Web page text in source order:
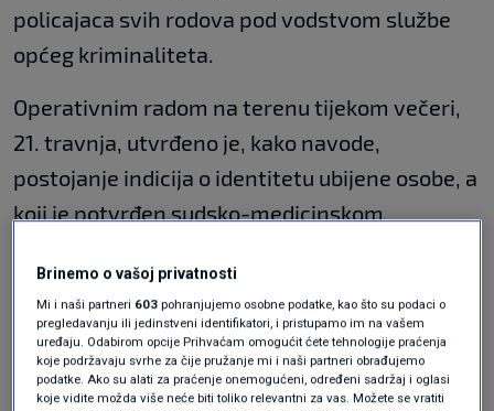
policajaca svih rodova pod vodstvom službe
općeg kriminaliteta.
Operativnim radom na terenu tijekom večeri,
21. travnja​, utvrđeno je, kako navode,
postojanje indicija o identitetu ​ubijene osobe, ​a
koji ​je potvrđen sudsko-medicinskom
Dan nakon pronalaska tijela, u utorak, 22.
travnja, tijekom ciljanih aktivnosti policijski
službenici kod tri ​su osobe pronašli 816,1 gram
Brinemo o vašoj privatnosti
Mi i naši partneri 603 pohranjujemo osobne podatke, kao što su podaci o
pregledavanju ili jedinstveni identifikatori, i pristupamo im na vašem
uređaju. Odabirom opcije Prihvaćam omogućit ćete tehnologije praćenja
koje podržavaju svrhe za čije pružanje mi i naši partneri obrađujemo
podatke. Ako su alati za praćenje onemogućeni, određeni sadržaj i oglasi
koje vidite možda više neće biti toliko relevantni za vas. Možete se vratiti